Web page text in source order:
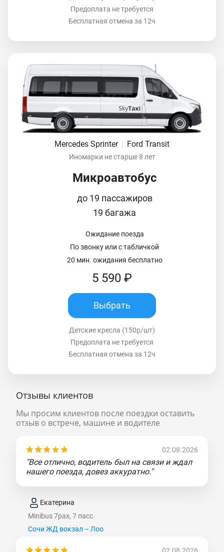
Предоплата не требуется
Бесплатная отмена за 12ч
Mercedes Sprinter | Ford Transit
Иномарки не старше 8 лет
Микроавтобус
до 19 пассажиров
19 багажа
Ожидание поезда
По звонку или с табличкой
20 мин. ожидания бесплатно
5 590 ₽
Выбрать
Детские кресла (150р/шт)
Предоплата не требуется
Бесплатная отмена за 12ч
Отзывы клиентов
Мы просим клиентов после поездки оставить
отзыв о встрече, машине и водителе
02.08.2026
"Все отлично, водитель был на связи и ждал
нашего поезда, довез аккуратно."
Екатерина
Minibus 7pax, 7 пасс.
Сочи ЖД вокзал – Лоо